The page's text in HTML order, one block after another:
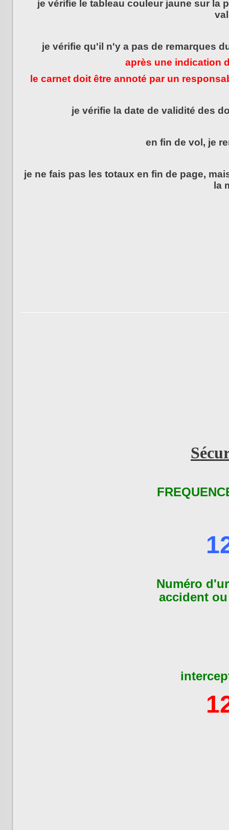
je vérifie le tableau couleur jaune sur la
je vérifie qu'il n'y a pas de remarques
après une indication
le carnet doit être annoté par un
je vérifie la date de validité des
en fin de vol, je
je ne fais pas les totaux en fin de page,
la
Numéro
accident